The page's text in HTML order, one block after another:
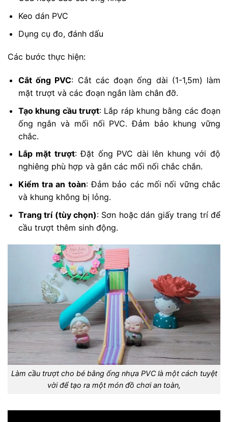
Keo dán PVC
Dụng cụ đo, đánh dấu
Các bước thực hiện:
Cắt ống PVC: Cắt các đoạn ống dài (1-1,5m) làm
mặt trượt và các đoạn ngắn làm chân đỡ.
Tạo khung cầu trượt: Lắp ráp khung bằng các đoạn
ống ngắn và mối nối PVC. Đảm bảo khung vững
chắc.
Lắp mặt trượt: Đặt ống PVC dài lên khung với độ
nghiêng phù hợp và gắn các mối nối chắc chắn.
Kiểm tra an toàn: Đảm bảo các mối nối vững chắc
và khung không bị lỏng.
Trang trí (tùy chọn): Sơn hoặc dán giấy trang trí để
cầu trượt thêm sinh động.
Làm cầu trượt cho bé bằng ống nhựa PVC là một cách tuyệt
vời để tạo ra một món đồ chơi an toàn,